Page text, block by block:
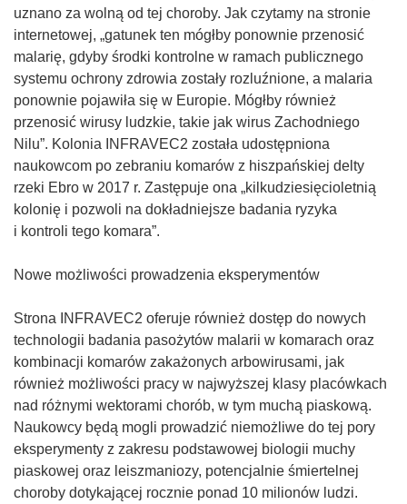
s
i
ę
w
n
o
w
y
m
o
i
)
ś
n
i
k
o
t
w
o
r
z
i
w
n
o
w
y
m
o
k
n
uznano za wolną od tej choroby. Jak czytamy na stronie
internetowej, „gatunek ten mógłby ponownie przenosić
malarię, gdyby środki kontrolne w ramach publicznego
systemu ochrony zdrowia zostały rozluźnione, a malaria
ponownie pojawiła się w Europie. Mógłby również
przenosić wirusy ludzkie, takie jak wirus Zachodniego
Nilu”. Kolonia INFRAVEC2 została udostępniona
naukowcom po zebraniu komarów z hiszpańskiej delty
rzeki Ebro w 2017 r. Zastępuje ona „kilkudziesięcioletnią
kolonię i pozwoli na dokładniejsze badania ryzyka
i kontroli tego komara”.
Nowe możliwości prowadzenia eksperymentów
Strona INFRAVEC2 oferuje również dostęp do nowych
technologii badania pasożytów malarii w komarach oraz
kombinacji komarów zakażonych arbowirusami, jak
również możliwości pracy w najwyższej klasy placówkach
nad różnymi wektorami chorób, w tym muchą piaskową.
Naukowcy będą mogli prowadzić niemożliwe do tej pory
eksperymenty z zakresu podstawowej biologii muchy
piaskowej oraz leiszmaniozy, potencjalnie śmiertelnej
choroby dotykającej rocznie ponad 10 milionów ludzi.